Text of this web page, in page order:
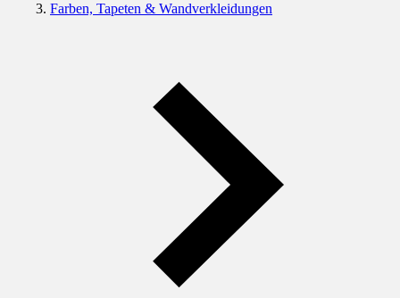
Farben, Tapeten & Wandverkleidungen